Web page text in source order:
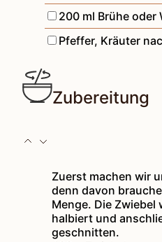
▢
200 ml Brühe oder
▢
Pfeffer, Kräuter
Zubereitung
Zuerst machen wir
denn davon
Menge. Die Zwiebel
halbiert und
geschnitten.